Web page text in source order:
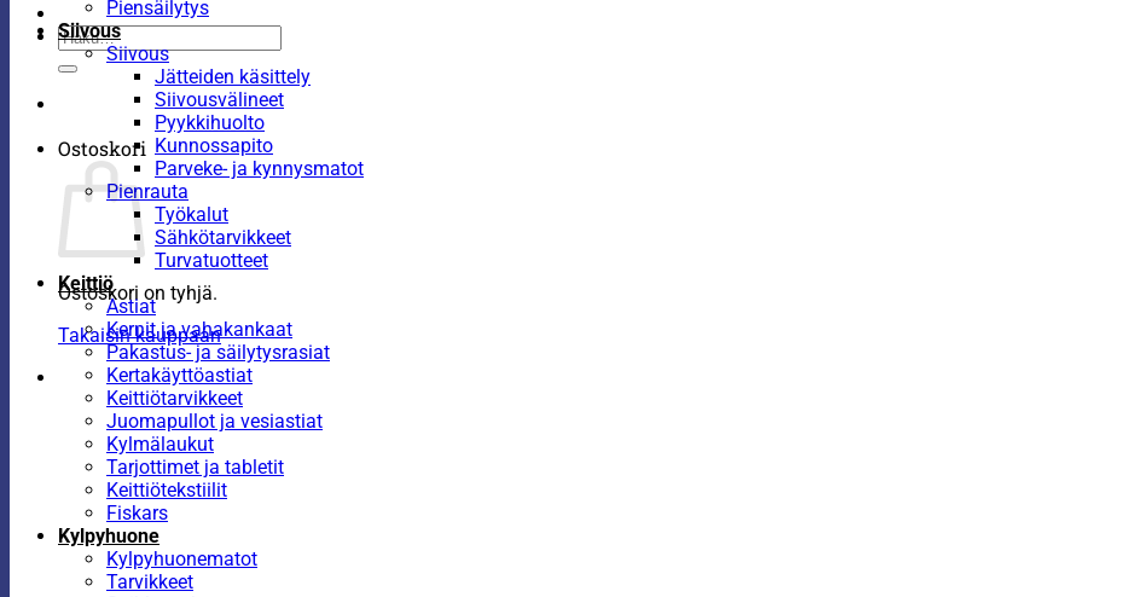
Etsi:
Ostoskori
Ostoskori on tyhjä.
Takaisin kauppaan
Piensäilytys
Siivous
Siivous
Jätteiden käsittely
Siivousvälineet
Pyykkihuolto
Kunnossapito
Parveke- ja kynnysmatot
Pienrauta
Työkalut
Sähkötarvikkeet
Turvatuotteet
Keittiö
Astiat
Kernit ja vahakankaat
Pakastus- ja säilytysrasiat
Kertakäyttöastiat
Keittiötarvikkeet
Juomapullot ja vesiastiat
Kylmälaukut
Tarjottimet ja tabletit
Keittiötekstiilit
Fiskars
Kylpyhuone
Kylpyhuonematot
Tarvikkeet